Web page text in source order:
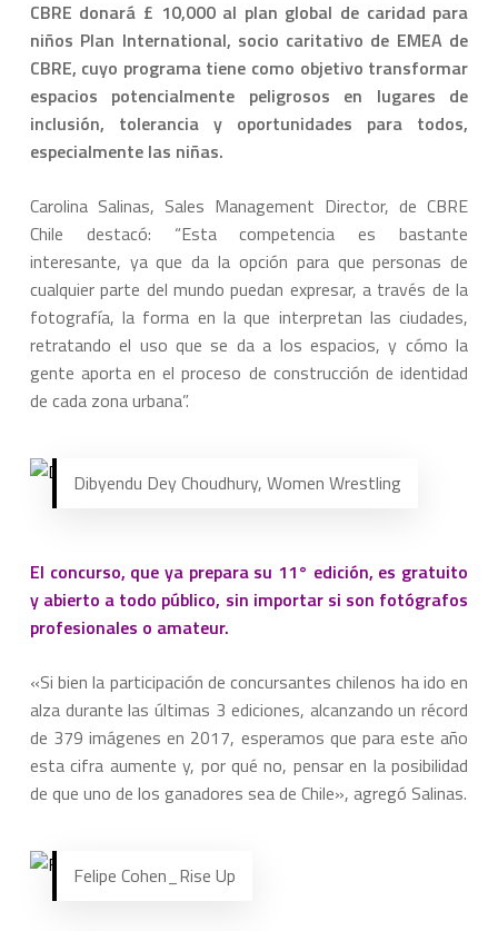
CBRE donará £ 10,000 al plan global de caridad para
niños Plan International, socio caritativo de EMEA de
CBRE, cuyo programa tiene como objetivo transformar
espacios potencialmente peligrosos en lugares de
inclusión, tolerancia y oportunidades para todos,
especialmente las niñas.
Carolina Salinas, Sales Management Director, de CBRE
Chile destacó: “Esta competencia es bastante
interesante, ya que da la opción para que personas de
cualquier parte del mundo puedan expresar, a través de la
fotografía, la forma en la que interpretan las ciudades,
retratando el uso que se da a los espacios, y cómo la
gente aporta en el proceso de construcción de identidad
de cada zona urbana”.
Dibyendu Dey Choudhury, Women Wrestling
El concurso, que ya prepara su 11° edición, es gratuito
y abierto a todo público, sin importar si son fotógrafos
profesionales o amateur.
«Si bien la participación de concursantes chilenos ha ido en
alza durante las últimas 3 ediciones, alcanzando un récord
de 379 imágenes en 2017, esperamos que para este año
esta cifra aumente y, por qué no, pensar en la posibilidad
de que uno de los ganadores sea de Chile», agregó Salinas.
Felipe Cohen_Rise Up